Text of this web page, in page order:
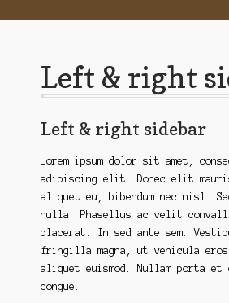
Contact
Checkout
Left & right
Left & right sidebar
Lorem ipsum dolor sit amet,
adipiscing elit. Donec elit
aliquet eu, bibendum nec nisl.
nulla. Phasellus ac velit
placerat. In sed ante sem.
fringilla magna, ut vehicula eros.
aliquet euismod. Nullam porta et
congue.